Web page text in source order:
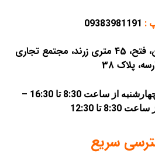
:
09383981191
تهران، فتح، 45 متری زرند، مجتمع تجاری
پلاک 38
شنبه تا چهارشنبه از ساعت 8:30 تا 16:30 –
تا 12:30
سریع